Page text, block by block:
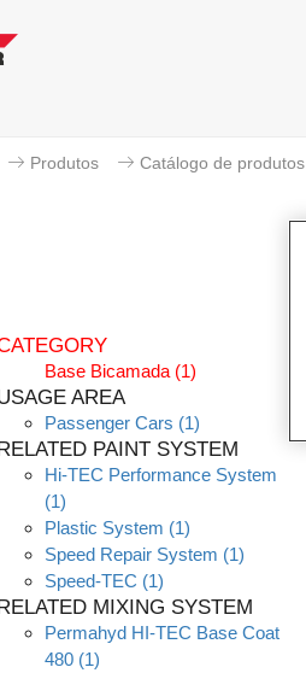
Produtos Catálogo de produtos
Base Bicamada (1)
AREA
Passenger Cars (1)
PAINT SYSTEM
Hi-TEC Performance System
(1)
Plastic System (1)
Speed Repair System (1)
Speed-TEC (1)
MIXING SYSTEM
Permahyd HI-TEC Base Coat
480 (1)